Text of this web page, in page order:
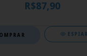
R$87,90
ESPIAR